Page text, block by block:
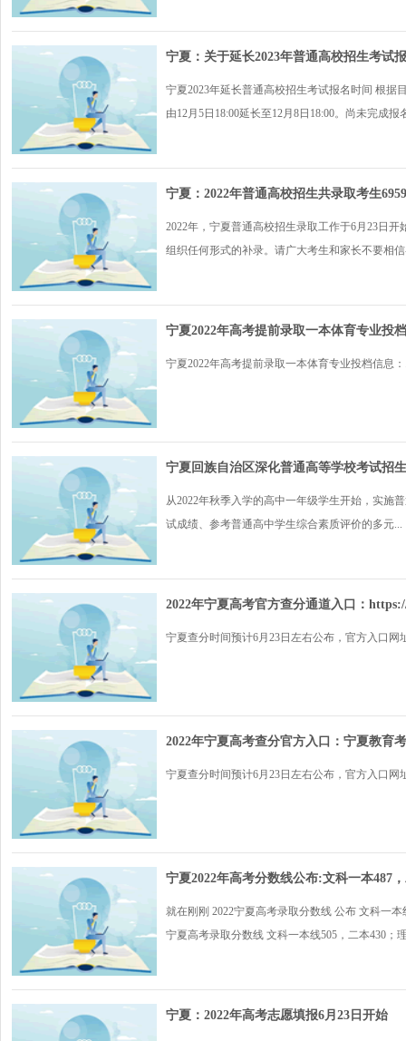
宁夏：关于延长2023年普通高校招生考试
宁夏2023年延长普通高校招生考试报名时间 根据
由12月5日18:00延长至12月8日18:00。尚未完成报
宁夏：2022年普通高校招生共录取考生
2022年，宁夏普通高校招生录取工作于6月23日
组织任何形式的补录。请广大考生和家长不要相
宁夏2022年高考提前录取一本体育专业投
宁夏2022年高考提前录取一本体育专业投档信息
宁夏回族自治区深化普通高等学校考试招
从2022年秋季入学的高中一年级学生开始，实施
试成绩、参考普通高中学生综合素质评价的多元...
2022年宁夏高考官方查分通道入口：
宁夏查分时间预计6月23日左右公布，官方入口网
2022年宁夏高考查分官方入口：宁夏教育
宁夏查分时间预计6月23日左右公布，官方入口网
宁夏2022年高考分数线公布:文科一本487
就在刚刚 2022宁夏高考录取分数线 公布 文科一
宁夏高考录取分数线 文科一本线505，二本430；
宁夏：2022年高考志愿填报6月23日开始